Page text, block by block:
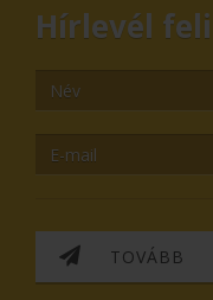
Hírlevél
TOVÁBB